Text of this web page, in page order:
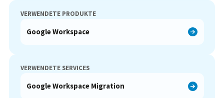
VERWENDETE PRODUKTE
Google Workspace
VERWENDETE SERVICES
Google Workspace Migration